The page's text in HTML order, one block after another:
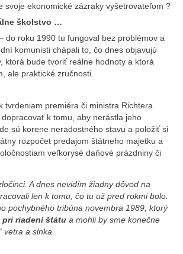
ekonomické zázraky vyšetrovateľom ?
školstvo …
do roku 1990 tu fungoval bez problémov a
komunisti chápali to, čo dnes objavujú
ktorá bude tvoriť reálne hodnoty a ktorá
ale praktické zručnosti.
tvrdeniam premiéra či ministra Richtera
k tomu, aby nerástla jeho
sú korene neradostného stavu a položiť si
rozpočet predajom štátneho majetku a
veľkorysé daňové prázdniny či
A dnes nevidím žiadny dôvod na
len k tomu, čo tu už pred rokmi bolo.
pochybného tribúna novembra 1989, ktorý
pri riadení štátu a mohli by sme konečne
a slnka.